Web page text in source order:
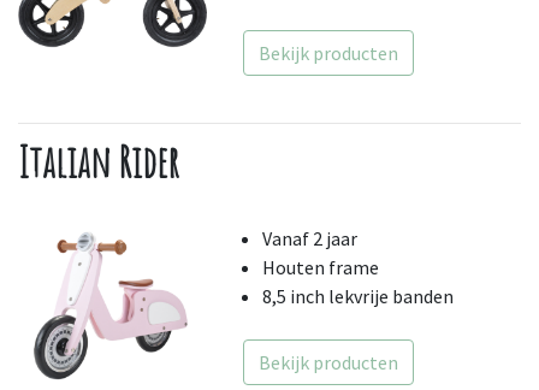
Bekijk producten
Italian Rider
Vanaf 2 jaar
Houten frame
8,5 inch lekvrije banden
Bekijk producten